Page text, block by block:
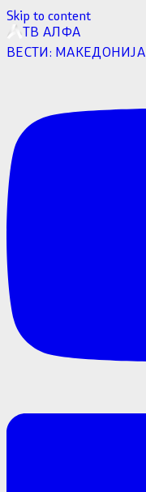
Skip to content
ТВ АЛФА
ВЕСТИ: МАКЕДОНИЈА